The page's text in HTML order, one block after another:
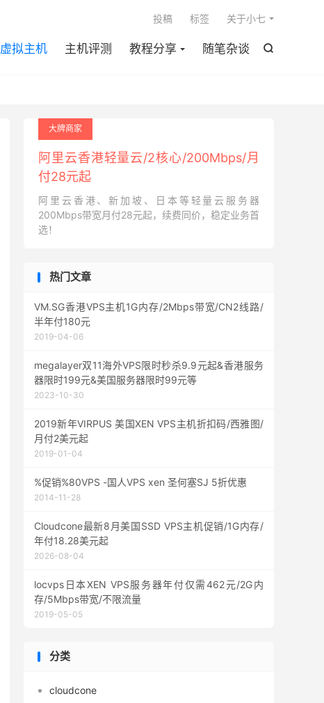

虚拟主机 主机评测 教程分享 随笔杂谈
投稿 标签 关于小七
大牌商家
阿里云香港轻量云/2核心/200Mbps/月
付28元起
阿里云香港、新加坡、日本等轻量云服务器
200Mbps带宽月付28元起，续费同价，稳定业务首
选！
热门文章
VM.SG香港VPS主机1G内存/2Mbps带宽/CN2线路/
半年付180元
2019-04-06
megalayer双11海外VPS限时秒杀9.9元起&香港服务
器限时199元&美国服务器限时99元等
2023-10-30
2019新年VIRPUS 美国XEN VPS主机折扣码/西雅图/
月付2美元起
2019-01-04
%促销%80VPS -国人VPS xen 圣何塞SJ 5折优惠
2014-11-28
Cloudcone最新8月美国SSD VPS主机促销/1G内存/
年付18.28美元起
2026-08-04
locvps日本XEN VPS服务器年付仅需462元/2G内
存/5Mbps带宽/不限流量
2019-05-05
分类
cloudcone